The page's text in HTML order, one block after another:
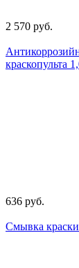
2 570 руб.
краскопульта
636 руб.
Смывка